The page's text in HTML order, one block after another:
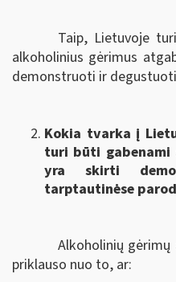
Taip, Lietuvoje
alkoholinius gėrimus
demonstruoti ir
Kokia tvarka į
turi būti gabenami
yra skirti
tarptautinėse
Alkoholinių
priklauso nuo to, ar: